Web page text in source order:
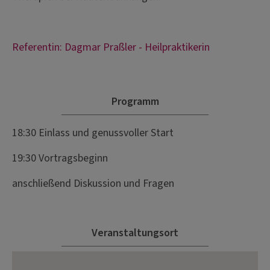
Referentin: Dagmar Praßler - Heilpraktikerin
Programm
18:30 Einlass und genussvoller Start
19:30 Vortragsbeginn
anschließend Diskussion und Fragen
Veranstaltungsort